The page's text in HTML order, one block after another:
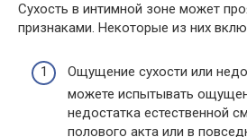
Сухость в интимной зоне может
признаками. Некоторые из них
Ощущение сухости или
можете испытывать
недостатка естественной
полового акта или в